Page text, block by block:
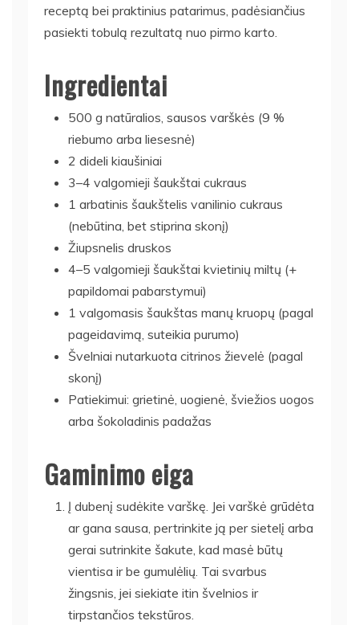
receptą bei praktinius patarimus, padėsiančius
pasiekti tobulą rezultatą nuo pirmo karto.
Ingredientai
500 g natūralios, sausos varškės (9 %
riebumo arba liesesnė)
2 dideli kiaušiniai
3–4 valgomieji šaukštai cukraus
1 arbatinis šaukštelis vanilinio cukraus
(nebūtina, bet stiprina skonį)
Žiupsnelis druskos
4–5 valgomieji šaukštai kvietinių miltų (+
papildomai pabarstymui)
1 valgomasis šaukštas manų kruopų (pagal
pageidavimą, suteikia purumo)
Švelniai nutarkuota citrinos žievelė (pagal
skonį)
Patiekimui: grietinė, uogienė, šviežios uogos
arba šokoladinis padažas
Gaminimo eiga
Į dubenį sudėkite varškę. Jei varškė grūdėta
ar gana sausa, pertrinkite ją per sietelį arba
gerai sutrinkite šakute, kad masė būtų
vientisa ir be gumulėlių. Tai svarbus
žingsnis, jei siekiate itin švelnios ir
tirpstančios tekstūros.